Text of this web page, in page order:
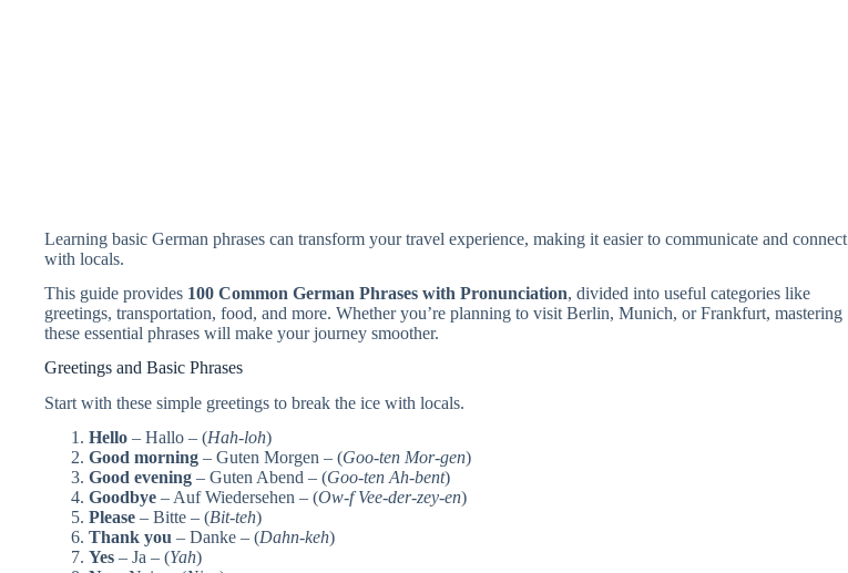
Learning basic German phrases can transform your travel experience, making it easier to communicate and connect
with locals.
This guide provides 100 Common German Phrases with Pronunciation, divided into useful categories like
greetings, transportation, food, and more. Whether you’re planning to visit Berlin, Munich, or Frankfurt, mastering
these essential phrases will make your journey smoother.
Greetings and Basic Phrases
Start with these simple greetings to break the ice with locals.
Hello – Hallo – (Hah-loh)
Good morning – Guten Morgen – (Goo-ten Mor-gen)
Good evening – Guten Abend – (Goo-ten Ah-bent)
Goodbye – Auf Wiedersehen – (Ow-f Vee-der-zey-en)
Please – Bitte – (Bit-teh)
Thank you – Danke – (Dahn-keh)
Yes – Ja – (Yah)